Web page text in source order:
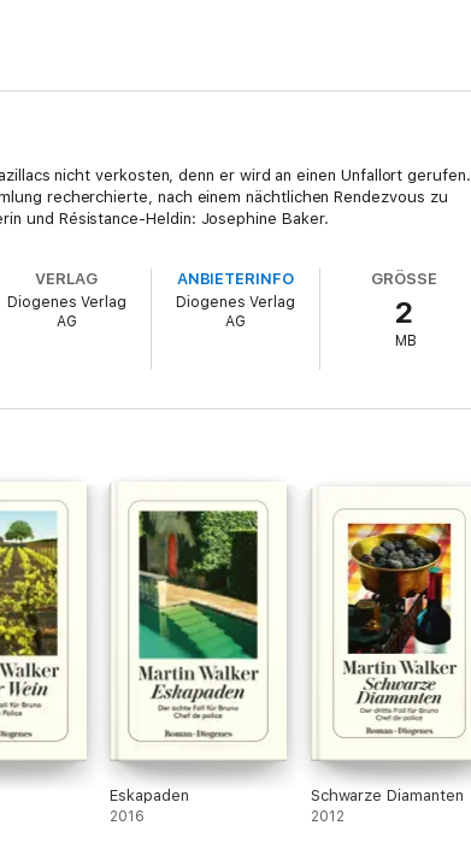
nicht verkosten, denn er wird an einen Unfallort gerufen.
recherchierte, nach einem nächtlichen Rendezvous zu
und Résistance-Heldin: Josephine Baker.
VERLAG
Diogenes Verlag
AG
ANBIETERINFO
Diogenes Verlag
AG
GRÖSSE
2
MB
Eskapaden
2016
Schwarze Diamanten
2012